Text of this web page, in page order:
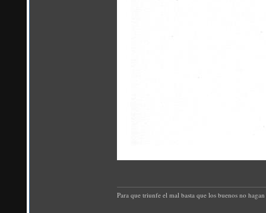
Para que triunfe el mal basta que los buenos no